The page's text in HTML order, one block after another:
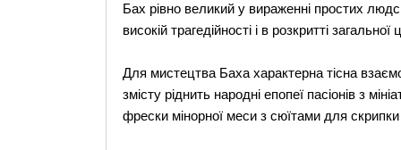
Бах рівно великий у вираженні простих
високій трагедійності і в розкритті
Для мистецтва Баха характерна тісна
змісту ріднить народні епопеї пасіонів з
фрески мінорної меси з сюїтами для